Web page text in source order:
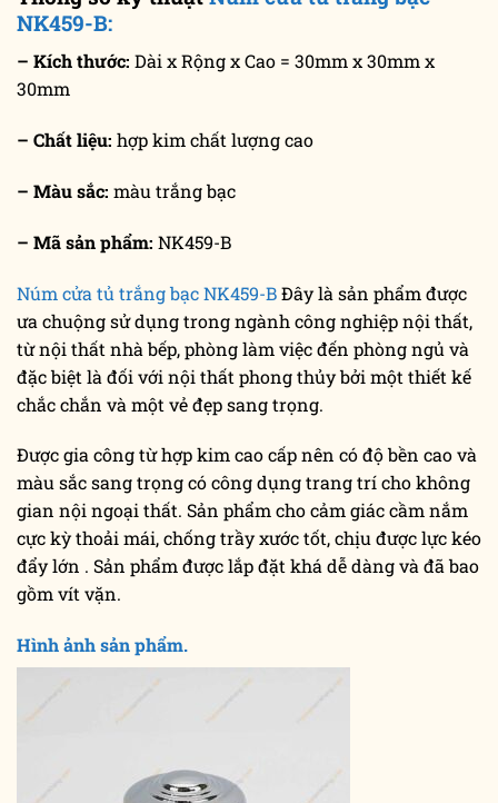
NK459-B:
– Kích thước: Dài x Rộng x Cao = 30mm x 30mm x
30mm
– Chất liệu: hợp kim chất lượng cao
– Màu sắc: màu trắng bạc
– Mã sản phẩm: NK459-B
Núm cửa tủ trắng bạc NK459-BĐây là sản phẩm được
ưa chuộng sử dụng trong ngành công nghiệp nội thất,
từ nội thất nhà bếp, phòng làm việc đến phòng ngủ và
đặc biệt là đối với nội thất phong thủy bởi một thiết kế
chắc chắn và một vẻ đẹp sang trọng.
Được gia công từ hợp kim cao cấp nên có độ bền cao và
màu sắc sang trọng có công dụng trang trí cho không
gian nội ngoại thất. Sản phẩm cho cảm giác cầm nắm
cực kỳ thoải mái, chống trầy xước tốt, chịu được lực kéo
đẩy lớn . Sản phẩm được lắp đặt khá dễ dàng và đã bao
gồm vít vặn.
Hình ảnh sản phẩm.